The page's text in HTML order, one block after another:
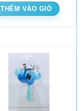
THÊM VÀO GIỎ